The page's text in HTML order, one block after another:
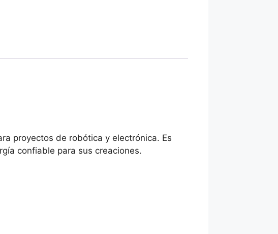
proyectos de robótica y electrónica. Es
confiable para sus creaciones.